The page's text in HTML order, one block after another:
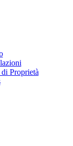
di Proprietà